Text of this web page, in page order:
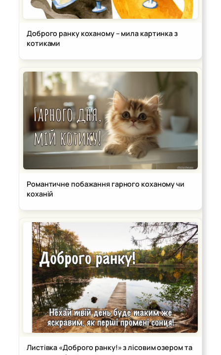
Доброго ранку коханому – мила картинка з
котиками
Романтичне побажання гарного коханому чи
коханій
Листівка «Доброго ранку!» з лісовим озером та